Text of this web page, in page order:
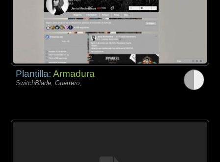
Plantilla:Armadura
SwitchBlade, Guerrero,